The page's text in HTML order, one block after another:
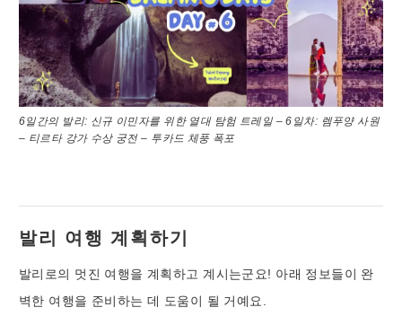
6일간의 발리: 신규 이민자를 위한 열대 탐험 트레일 – 6일차: 렘푸양 사원
– 티르타 강가 수상 궁전 – 투카드 체풍 폭포
발리 여행 계획하기
발리로의 멋진 여행을 계획하고 계시는군요! 아래 정보들이 완
벽한 여행을 준비하는 데 도움이 될 거예요.